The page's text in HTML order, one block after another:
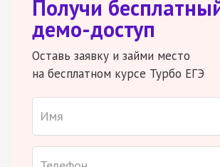
Получи
демо-доступ
Оставь заявку и займи место
на бесплатном курсе Турбо ЕГЭ